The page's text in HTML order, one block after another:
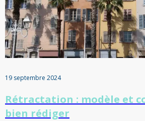
19 septembre 2024
Rétractation : modèle et
bien rédiger